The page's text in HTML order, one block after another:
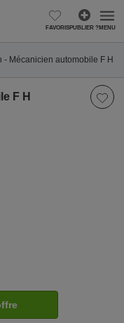
FAVORISPUBLIER ?MENU
- Mécanicien automobile F H
F H